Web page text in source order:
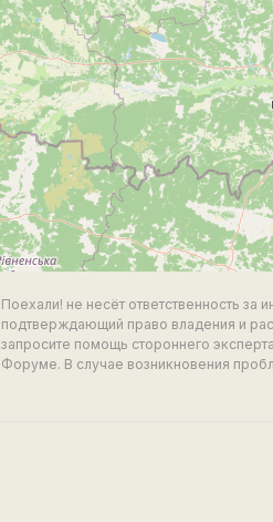
Поехали! не несёт ответственность
подтверждающий право владения и
запросите помощь стороннего
Форуме. В случае возникновения